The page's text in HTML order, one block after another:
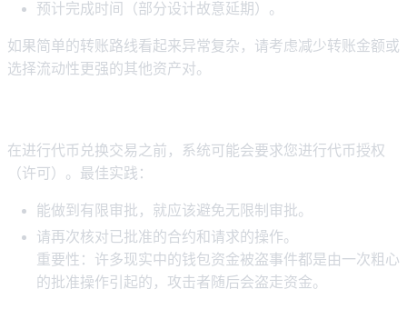
预计完成时间（部分设计故意延期）。
如果简单的转账路线看起来异常复杂，请考虑减少转账金额或
选择流动性更强的其他资产对。
在进行代币兑换交易之前，系统可能会要求您进行代币授权
（许可）。最佳实践：
能做到有限审批，就应该避免无限制审批。
请再次核对已批准的合约和请求的操作。
重要性：许多现实中的钱包资金被盗事件都是由一次粗心
的批准操作引起的，攻击者随后会盗走资金。